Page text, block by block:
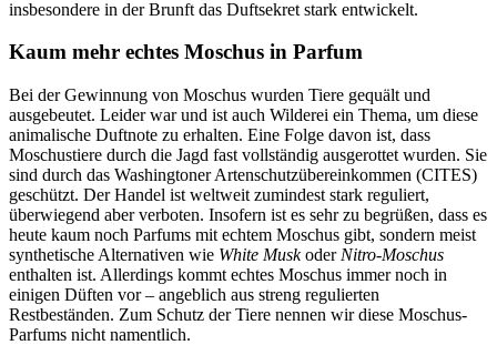
insbesondere in der Brunft das Duftsekret stark entwickelt.
Kaum mehr echtes Moschus in Parfum
Bei der Gewinnung von Moschus wurden Tiere gequält und
ausgebeutet. Leider war und ist auch Wilderei ein Thema, um diese
animalische Duftnote zu erhalten. Eine Folge davon ist, dass
Moschustiere durch die Jagd fast vollständig ausgerottet wurden. Sie
sind durch das Washingtoner Artenschutzübereinkommen (CITES)
geschützt. Der Handel ist weltweit zumindest stark reguliert,
überwiegend aber verboten. Insofern ist es sehr zu begrüßen, dass es
heute kaum noch Parfums mit echtem Moschus gibt, sondern meist
synthetische Alternativen wie White Muskoder Nitro-Moschus
enthalten ist. Allerdings kommt echtes Moschus immer noch in
einigen Düften vor – angeblich aus streng regulierten
Restbeständen. Zum Schutz der Tiere nennen wir diese Moschus-
Parfums nicht namentlich.